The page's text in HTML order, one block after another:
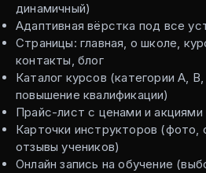
динамичный)
Адаптивная вёрстка под все
Страницы: главная, о школе,
контакты, блог
Каталог курсов (категории А,
повышение квалификации)
Прайс-лист с ценами и акциями
Карточки инструкторов (фото,
отзывы учеников)
Онлайн запись на обучение